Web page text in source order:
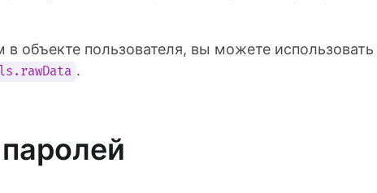
объекте пользователя, вы можете использовать
.